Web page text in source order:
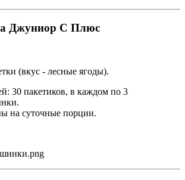
Джуниор С Плюс
(вкус - лесные ягоды).
30 пакетиков, в каждом по 3
на суточные порции.